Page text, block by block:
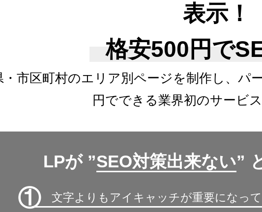
表示！
格安500円で
市区町村のエリア別ページを制作し、 パ
円でできる業界初のサービ
LPが ”SEO対策出来ない”
① 文字よりもアイキャッチが重要になって